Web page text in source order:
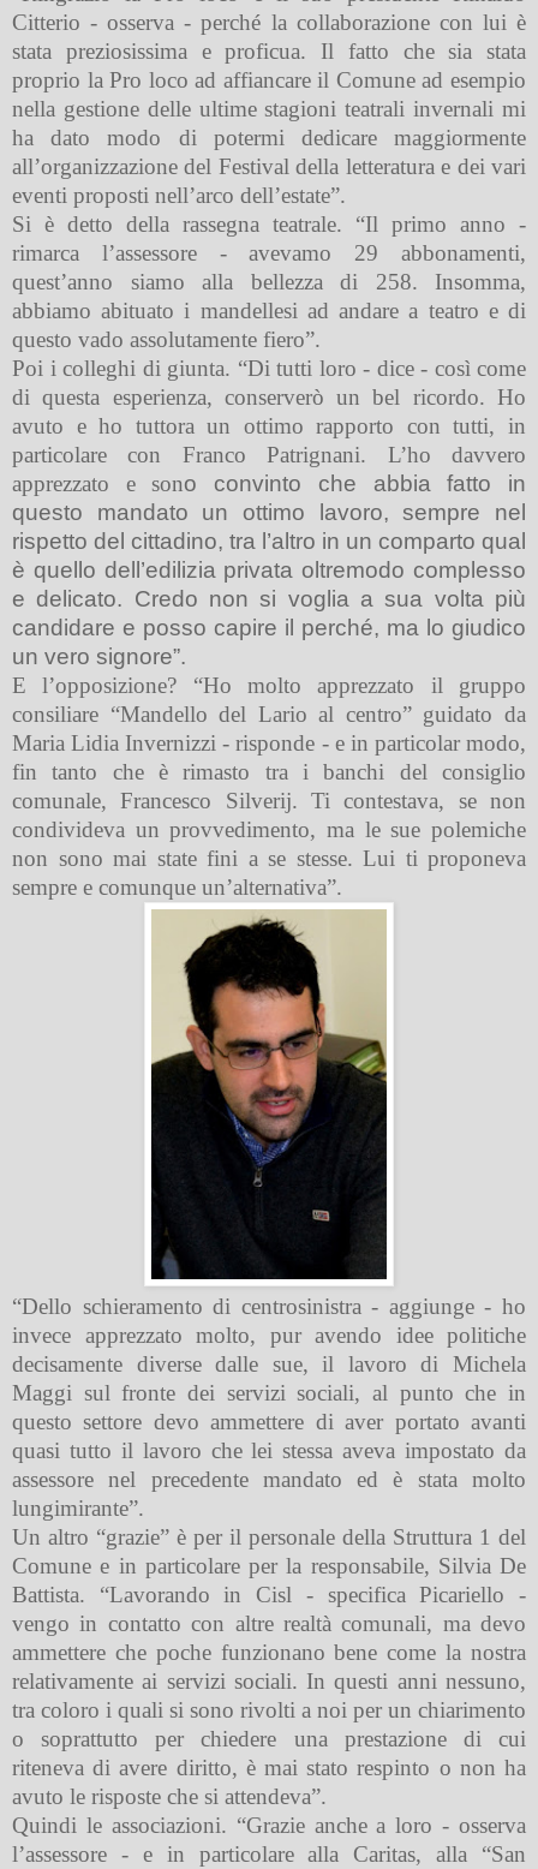
Citterio - osserva - perché la collaborazione con lui è
stata preziosissima e proficua. Il fatto che sia stata
proprio la Pro loco ad affiancare il Comune ad esempio
nella gestione delle ultime stagioni teatrali invernali mi
ha dato modo di potermi dedicare maggiormente
all’organizzazione del Festival della letteratura e dei vari
eventi proposti nell’arco dell’estate”.
Si è detto della rassegna teatrale. “Il primo anno -
rimarca l’assessore - avevamo 29 abbonamenti,
quest’anno siamo alla bellezza di 258. Insomma,
abbiamo abituato i mandellesi ad andare a teatro e di
questo vado assolutamente fiero”.
Poi i colleghi di giunta. “Di tutti loro - dice - così come
di questa esperienza, conserverò un bel ricordo. Ho
avuto e ho tuttora un ottimo rapporto con tutti, in
particolare con Franco Patrignani. L’ho davvero
apprezzato e sono convinto che abbia fatto in
questo mandato un ottimo lavoro, sempre nel
rispetto del cittadino, tra l’altro in un comparto qual
è quello dell’edilizia privata oltremodo complesso
e delicato. Credo non si voglia a sua volta più
candidare e posso capire il perché, ma lo giudico
un vero signore”.
E l’opposizione? “Ho molto apprezzato il gruppo
consiliare “Mandello del Lario al centro” guidato da
Maria Lidia Invernizzi - risponde - e in particolar modo,
fin tanto che è rimasto tra i banchi del consiglio
comunale, Francesco Silverij. Ti contestava, se non
condivideva un provvedimento, ma le sue polemiche
non sono mai state fini a se stesse. Lui ti proponeva
sempre e comunque un’alternativa”.
“Dello schieramento di centrosinistra - aggiunge - ho
invece apprezzato molto, pur avendo idee politiche
decisamente diverse dalle sue, il lavoro di Michela
Maggi sul fronte dei servizi sociali, al punto che in
questo settore devo ammettere di aver portato avanti
quasi tutto il lavoro che lei stessa aveva impostato da
assessore nel precedente mandato ed è stata molto
lungimirante”.
Un altro “grazie” è per il personale della Struttura 1 del
Comune e in particolare per la responsabile, Silvia De
Battista. “Lavorando in Cisl - specifica Picariello -
vengo in contatto con altre realtà comunali, ma devo
ammettere che poche funzionano bene come la nostra
relativamente ai servizi sociali. In questi anni nessuno,
tra coloro i quali si sono rivolti a noi per un chiarimento
o soprattutto per chiedere una prestazione di cui
riteneva di avere diritto, è mai stato respinto o non ha
avuto le risposte che si attendeva”.
Quindi le associazioni. “Grazie anche a loro - osserva
l’assessore - e in particolare alla Caritas, alla “San